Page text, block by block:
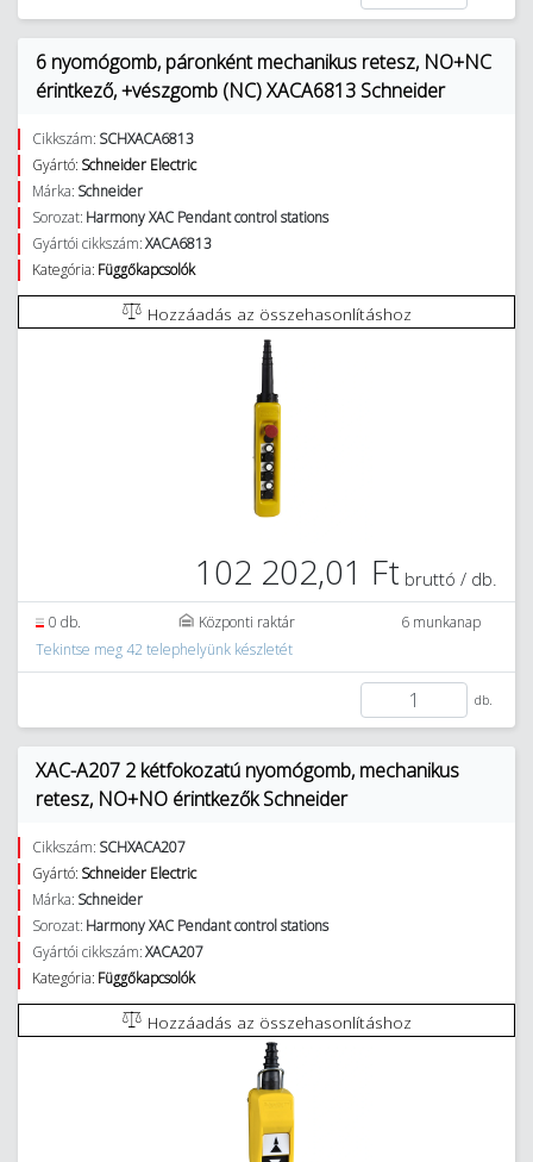
6 nyomógomb, páronként mechanikus retesz, NO+NC
érintkező, +vészgomb (NC) XACA6813 Schneider
Cikkszám: SCHXACA6813
Gyártó: Schneider Electric
Márka: Schneider
Sorozat: Harmony XAC Pendant control stations
Gyártói cikkszám:XACA6813
Kategória: Függőkapcsolók
Hozzáadás az összehasonlításhoz
102 202,01 Ft bruttó / db.
0 db. Központi raktár
6 munkanap
Tekintse meg 42 telephelyünk készletét
db.
XAC-A207 2 kétfokozatú nyomógomb, mechanikus
retesz, NO+NO érintkezők Schneider
Cikkszám: SCHXACA207
Gyártó: Schneider Electric
Márka: Schneider
Sorozat: Harmony XAC Pendant control stations
Gyártói cikkszám:XACA207
Kategória: Függőkapcsolók
Hozzáadás az összehasonlításhoz